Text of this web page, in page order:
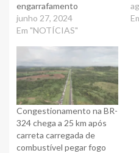
engarrafamento
junho 27, 2024
Em "NOTÍCIAS"
Congestionamento na BR-
324 chega a 25 km após
carreta carregada de
combustível pegar fogo